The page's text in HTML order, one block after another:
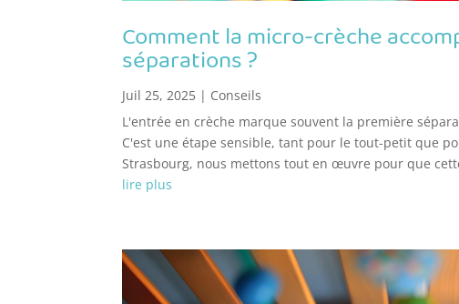
Comment la micro-crèche
séparations ?
Juil 25, 2025 | Conseils
L'entrée en crèche marque souvent la première
C'est une étape sensible, tant pour le tout-petit que
Strasbourg, nous mettons tout en œuvre pour que
lire plus